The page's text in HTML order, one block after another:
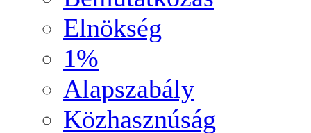
Elnökség
1%
Alapszabály
Közhasznúság